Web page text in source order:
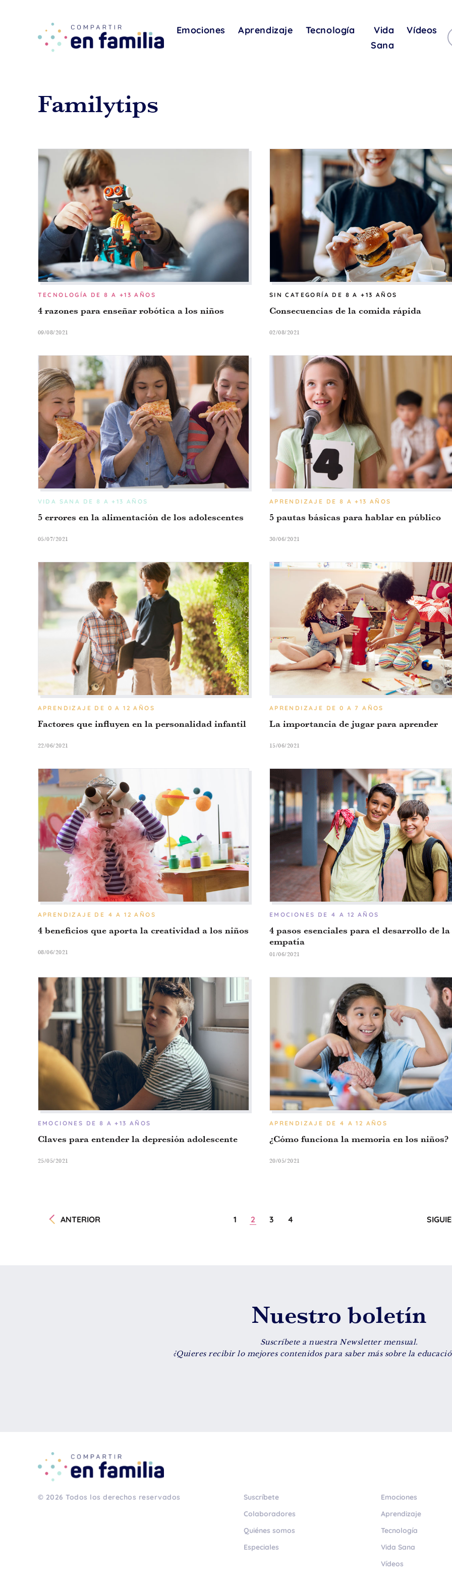
Emociones Aprendizaje Tecnología
Vida
Sana
Vídeos
Familytips
TECNOLOGÍA DE 8 A +13 AÑOS
4 razones para enseñar robótica a los niños
09/08/2021
SIN CATEGORÍA DE 8 A +13 AÑOS
Consecuencias de la comida rápida
02/08/2021
VIDA SANA DE 8 A +13 AÑOS
5 errores en la alimentación de los adolescentes
05/07/2021
APRENDIZAJE DE 8 A +13 AÑOS
5 pautas básicas para hablar en público
30/06/2021
APRENDIZAJE DE 0 A 12 AÑOS
Factores que influyen en la personalidad infantil
22/06/2021
APRENDIZAJE DE 0 A 7 AÑOS
La importancia de jugar para aprender
15/06/2021
APRENDIZAJE DE 4 A 12 AÑOS
4 beneficios que aporta la creatividad a los niños
08/06/2021
EMOCIONES DE 4 A 12 AÑOS
4 pasos esenciales para el desarrollo de la
empatía
01/06/2021
EMOCIONES DE 8 A +13 AÑOS
Claves para entender la depresión adolescente
25/05/2021
APRENDIZAJE DE 4 A 12 AÑOS
¿Cómo funciona la memoria en los niños?
20/05/2021
ANTERIOR 1 2 3 4
Nuestro boletín
Suscríbete a nuestra Newsletter mensual.
¿Quieres recibir lo mejores contenidos para saber más sobre la
© 2026 Todos los derechos reservados
Suscríbete
Colaboradores
Quiénes somos
Especiales
Emociones
Aprendizaje
Tecnología
Vida Sana
Vídeos